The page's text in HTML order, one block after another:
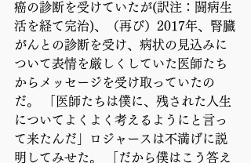
癌の診断を受けていたが(訳注：闘病生
活を経て完治)、（再び）2017年、腎臓
がんとの診断を受け、病状の見込みに
ついて表情を厳しくしていた医師たち
からメッセージを受け取っていたの
だ。 「医師たちは僕に、残された人生
についてよくよく考えるようにと言っ
て来たんだ」ロジャースは不満げに説
明してみせた。 「だから僕はこう答え